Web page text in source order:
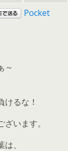
Pocket
～
るな！
います。
、